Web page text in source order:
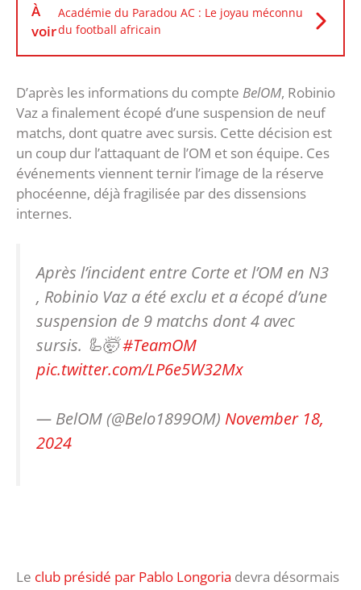
À
voir
Académie du Paradou AC : Le joyau méconnu
du football africain
D’après les informations du compte BelOM, Robinio
Vaz a finalement écopé d’une suspension de neuf
matchs, dont quatre avec sursis. Cette décision est
un coup dur l’attaquant de l’OM et son équipe. Ces
événements viennent ternir l’image de la réserve
phocéenne, déjà fragilisée par des dissensions
internes.
Après l’incident entre Corte et l’OM en N3
, Robinio Vaz a été exclu et a écopé d’une
suspension de 9 matchs dont 4 avec
sursis. 🦾🤯#TeamOM
pic.twitter.com/LP6e5W32Mx
— BelOM (@Belo1899OM) November 18,
2024
Le club présidé par Pablo Longoria devra désormais